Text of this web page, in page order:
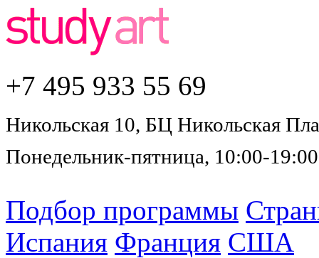
+7 495 933 55 69
Никольская 10, БЦ Никольская
Понедельник-пятница, 10:00-19:00
Подбор программы
Испания Франция США